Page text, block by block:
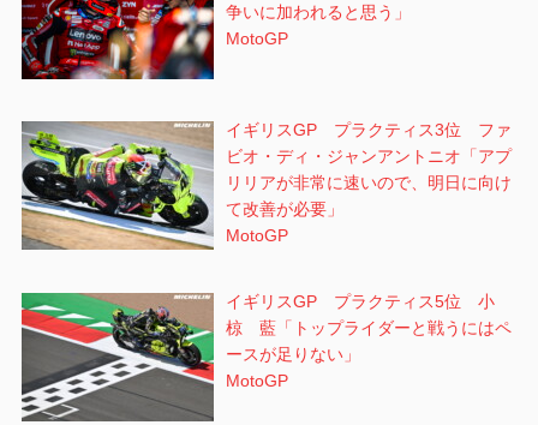
争いに加われると思う」
MotoGP
イギリスGP プラクティス3位 ファ
ビオ・ディ・ジャンアントニオ「アプ
リリアが非常に速いので、明日に向け
て改善が必要」
MotoGP
イギリスGP プラクティス5位 小
椋 藍「トップライダーと戦うにはペ
ースが足りない」
MotoGP